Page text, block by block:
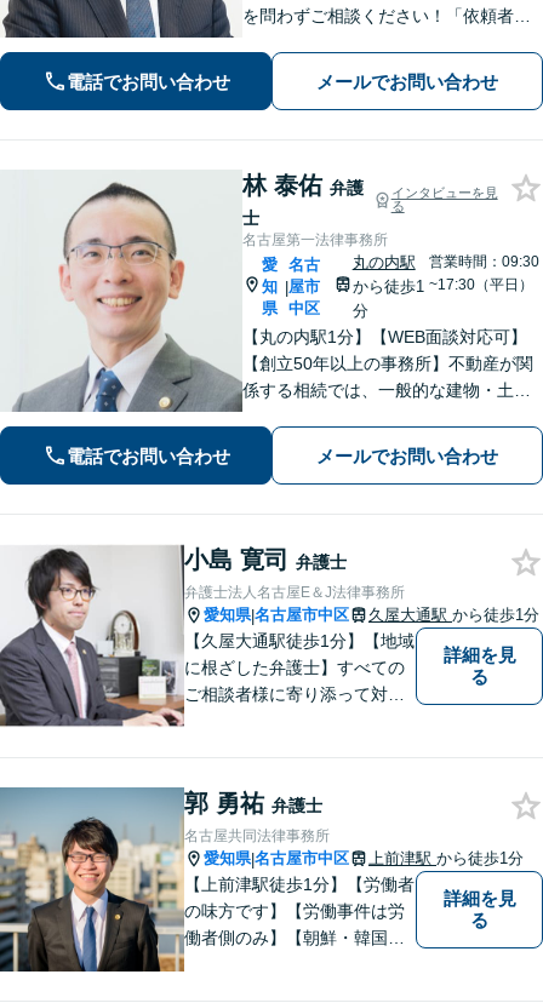
を問わずご相談ください！「依頼者さ
ひとりでも多くの方のお悩みを解決で
きるように尽力いたします。【メー
電話でお問い合わせ メールでお問い合わせ
林 泰佑 弁護
士
インタビューを見
る
名古屋第一法律事務所
愛
知
県
|
名古
屋市
中区
丸の内駅
から徒歩1
分
営業時間：09:30
~17:30（平日）
【丸の内駅1分】【WEB面談対応可】
【創立50年以上の事務所】不動産が関
係する相続では、一般的な建物・土地
「IT法務部によるチームでの問題解
決」ITに関する深い知見を活かして技
電話でお問い合わせ メールでお問い合わせ
小島 寛司 弁護士
弁護士法人名古屋E＆J法律事務所
愛知県|名古屋市中区 久屋大通駅 から徒歩1分
【久屋大通駅徒歩1分】【地域
に根ざした弁護士】すべての
ご相談者様に寄り添って対応
ルに対応可能。【明確な料金
体系】当事務所は信頼と安心
をモットーに業務に取り組ん
でいます。
詳細を見
る
郭 勇祐 弁護士
名古屋共同法律事務所
愛知県|名古屋市中区 上前津駅 から徒歩1分
【上前津駅徒歩1分】【労働者
の味方です】【労働事件は労
働者側のみ】【朝鮮・韓国の
詳細を見
る